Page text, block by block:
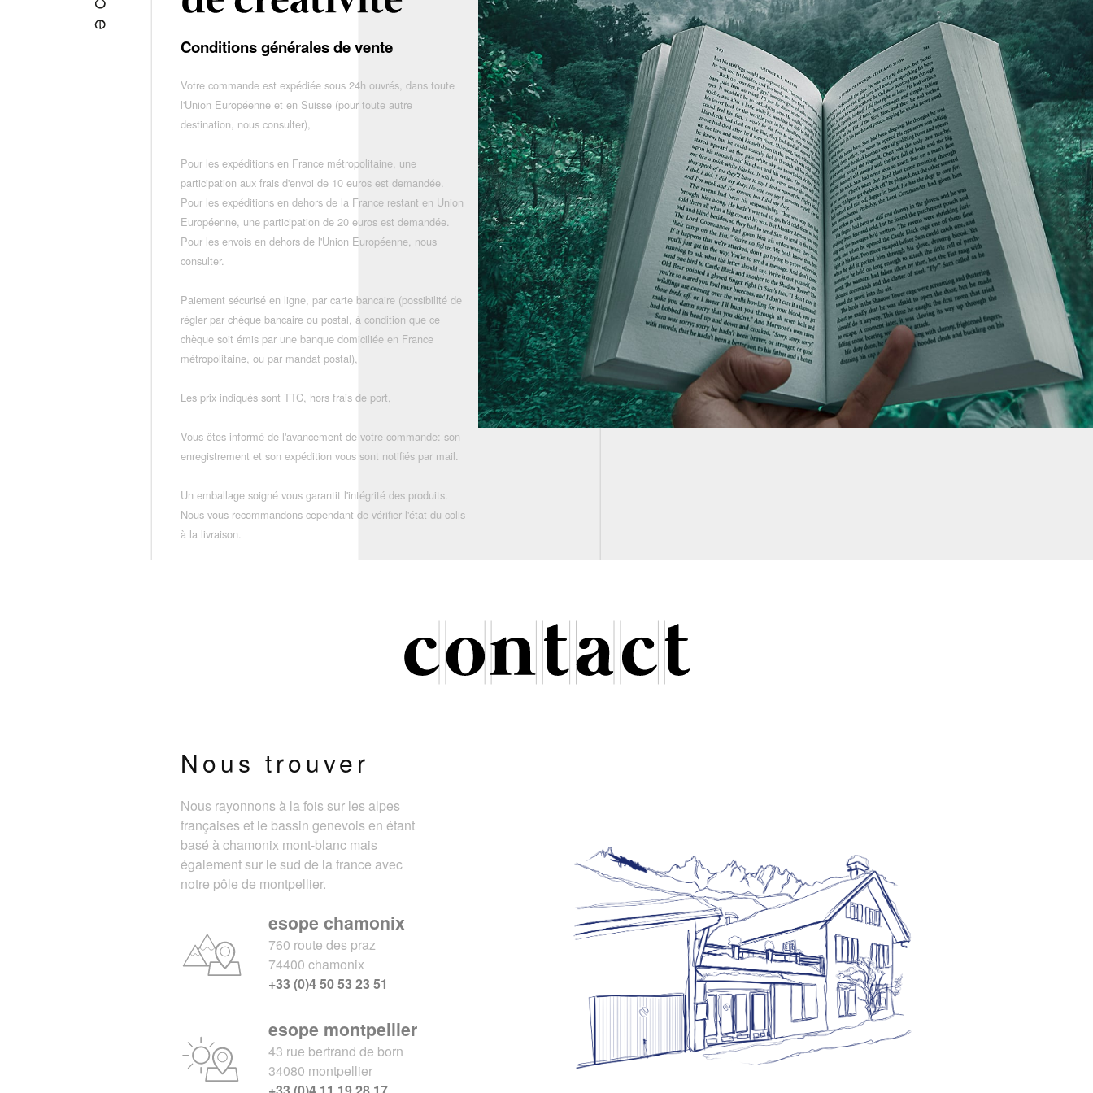
Conditions générales de vente
Votre commande est expédiée sous 24h ouvrés, dans toute
l'Union Européenne et en Suisse (pour toute autre
destination, nous consulter),
Pour les expéditions en France métropolitaine, une
participation aux frais d'envoi de 10 euros est demandée.
Pour les expéditions en dehors de la France restant en Union
Européenne, une participation de 20 euros est demandée.
Pour les envois en dehors de l'Union Européenne, nous
consulter.
Paiement sécurisé en ligne, par carte bancaire (possibilité de
régler par chèque bancaire ou postal, à condition que ce
chèque soit émis par une banque domiciliée en France
métropolitaine, ou par mandat postal),
Les prix indiqués sont TTC, hors frais de port,
Vous êtes informé de l'avancement de votre commande: son
enregistrement et son expédition vous sont notifiés par mail.
Un emballage soigné vous garantit l'intégrité des produits.
Nous vous recommandons cependant de vérifier l'état du colis
à la livraison.
Nous trouver
Nous rayonnons à la fois sur les alpes
françaises et le bassin genevois en étant
basé à chamonix mont-blanc mais
également sur le sud de la france avec
notre pôle de montpellier.
esope chamonix
760 route des praz
74400 chamonix
+33 (0)4 50 53 23 51
esope montpellier
43 rue bertrand de born
34080 montpellier